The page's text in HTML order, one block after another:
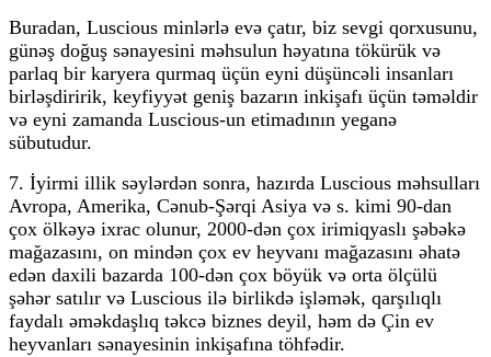
Buradan, Luscious minlərlə evə çatır, biz sevgi qorxusunu,
günəş doğuş sənayesini məhsulun həyatına tökürük və
parlaq bir karyera qurmaq üçün eyni düşüncəli insanları
birləşdiririk, keyfiyyət geniş bazarın inkişafı üçün təməldir
və eyni zamanda Luscious-un etimadının yeganə
sübutudur.
7. İyirmi illik səylərdən sonra, hazırda Luscious məhsulları
Avropa, Amerika, Cənub-Şərqi Asiya və s. kimi 90-dan
çox ölkəyə ixrac olunur, 2000-dən çox irimiqyaslı şəbəkə
mağazasını, on mindən çox ev heyvanı mağazasını əhatə
edən daxili bazarda 100-dən çox böyük və orta ölçülü
şəhər satılır və Luscious ilə birlikdə işləmək, qarşılıqlı
faydalı əməkdaşlıq təkcə biznes deyil, həm də Çin ev
heyvanları sənayesinin inkişafına töhfədir.